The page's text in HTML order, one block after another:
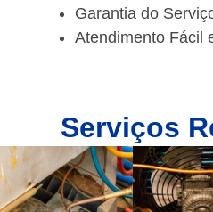
Garantia do
Atendimento Fácil
Serviços